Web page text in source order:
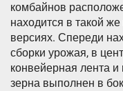
комбайнов
находится в такой
версиях. Спереди
сборки урожая, в
конвейерная лента и
зерна выполнен в